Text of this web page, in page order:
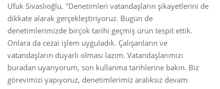
Ufuk Sivaslıoğlu, "Denetimleri vatandaşların şikayetlerini de
dikkate alarak gerçekleştiriyoruz. Bugün de
denetimlerimizde birçok tarihi geçmiş ürün tespit ettik.
Onlara da cezai işlem uyguladık. Çalışanların ve
vatandaşların duyarlı olması lazım. Vatandaşlarımızı
buradan uyarıyorum, son kullanma tarihlerine bakın. Biz
görevimizi yapıyoruz, denetimlerimiz aralıksız devam